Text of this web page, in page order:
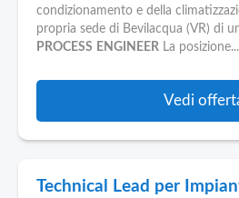
condizionamento e della
propria sede di Bevilacqua (VR) di
PROCESS ENGINEER La posizione...
Vedi
Technical Lead per